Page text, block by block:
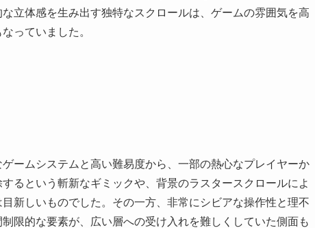
立体感を生み出す独特なスクロールは、ゲームの雰囲気を高
っていました。
ームシステムと高い難易度から、一部の熱心なプレイヤーか
るという斬新なギミックや、背景のラスタースクロールによ
新しいものでした。その一方、非常にシビアな操作性と理不
限的な要素が、広い層への受け入れを難しくしていた側面も